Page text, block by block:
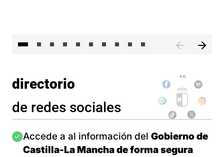
directorio
de redes sociales
Imagen
Accede a al información del Gobierno de
Castilla-La Mancha de forma segura